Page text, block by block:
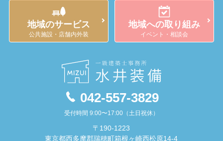
042-557-3829
受付時間 9:00〜17:00（土日祝休）
〒190-1223
東京都西多摩郡瑞穂町箱根ヶ崎西松原14-4
地域のサービス
公共施設・店舗内外装
地域への取り組み
イベント・相談会